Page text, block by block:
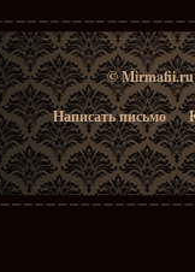
© Mirmafii.ru
Написать письмо